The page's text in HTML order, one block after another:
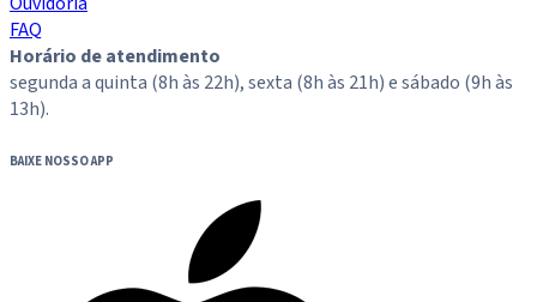
FAQ
Horário de atendimento
segunda a quinta (8h às 22h), sexta (8h às 21h) e sábado (9h às
13h).
BAIXE NOSSO APP